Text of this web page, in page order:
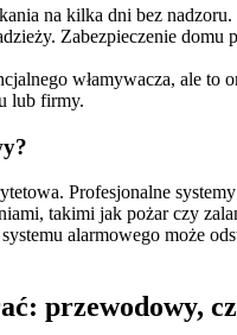
na kilka dni bez
Zabezpieczenie
włamywacza, ale to
lub firmy.
Profesjonalne
takimi jak pożar czy
alarmowego może
przewodowy,